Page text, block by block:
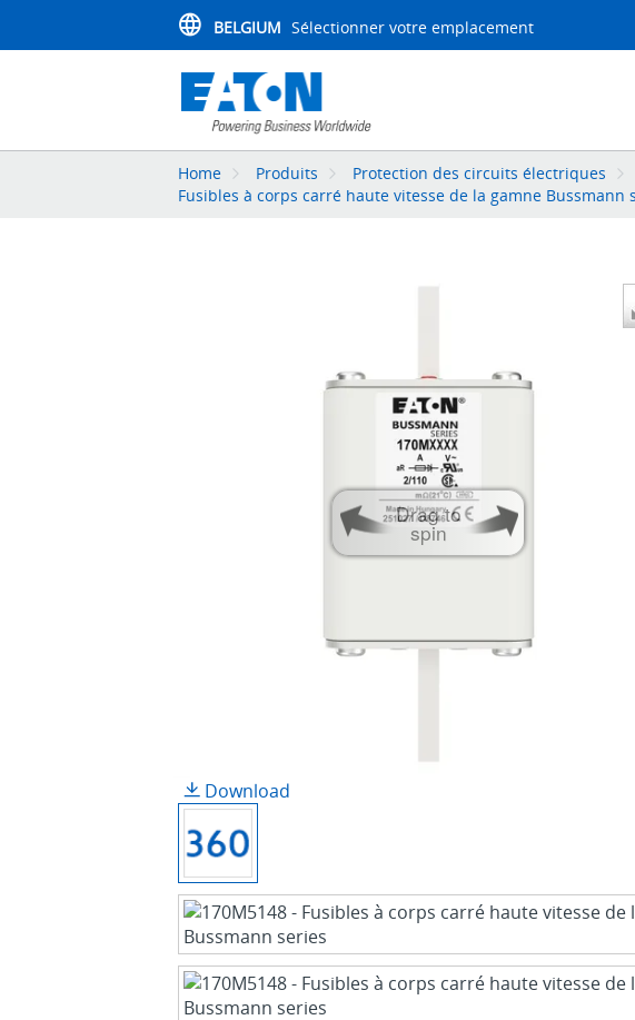
BELGIUM Sélectionner votre emplacement
Home Produits Protection des circuits électriques
Fusibles à corps carré haute vitesse de la gamne Bussmann
Drag to
spin
Download